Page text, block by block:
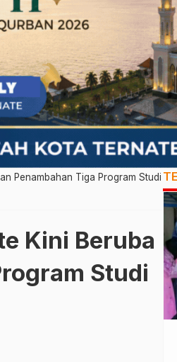
Penambahan Tiga Program Studi
Kini Beruba
Studi